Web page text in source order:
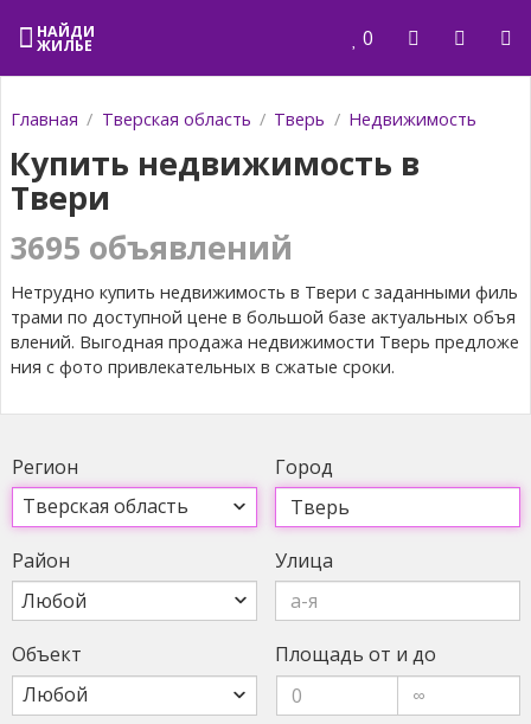
НАЙДИ
ЖИЛЬЕ 0
Главная Тверская область Тверь Недвижимость
Купить недвижимость в
Твери
3695 объявлений
Нетрудно купить недвижимость в Твери с заданными филь
трами по доступной цене в большой базе актуальных объя
влений. Выгодная продажа недвижимости Тверь предложе
ния с фото привлекательных в сжатые сроки.
Регион Город
Район
Любой
Улица
Объект Площадь от и до